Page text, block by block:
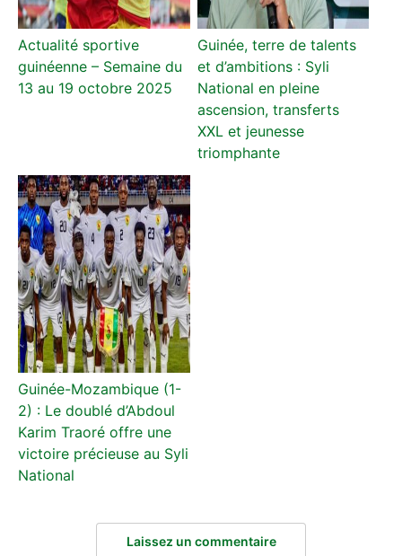
Actualité sportive
guinéenne – Semaine du
13 au 19 octobre 2025
Guinée, terre de talents
et d’ambitions : Syli
National en pleine
ascension, transferts
XXL et jeunesse
triomphante
Guinée-Mozambique (1-
2) : Le doublé d’Abdoul
Karim Traoré offre une
victoire précieuse au Syli
National
Laissez un commentaire